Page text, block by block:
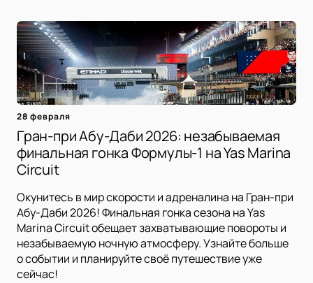
28 февраля
Гран-при Абу-Даби 2026: незабываемая
финальная гонка Формулы-1 на Yas Marina
Circuit
Окунитесь в мир скорости и адреналина на Гран-при
Абу-Даби 2026! Финальная гонка сезона на Yas
Marina Circuit обещает захватывающие повороты и
незабываемую ночную атмосферу. Узнайте больше
о событии и планируйте своё путешествие уже
сейчас!